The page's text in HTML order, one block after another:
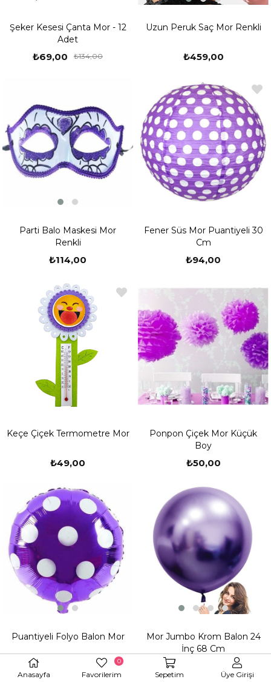
Şeker Kesesi Çanta Mor - 12
Adet
₺69,00 ₺134,00
Uzun Peruk Saç Mor Renkli
₺459,00
Parti Balo Maskesi Mor
Renkli
₺114,00
Fener Süs Mor Puantiyeli 30
Cm
₺94,00
Keçe Çiçek Termometre Mor
₺49,00
Ponpon Çiçek Mor Küçük
Boy
₺50,00
Puantiyeli Folyo Balon Mor
Mor Jumbo Krom Balon 24
İnç 68 Cm
Anasayfa Favorilerim
0
Sepetim Üye Girişi